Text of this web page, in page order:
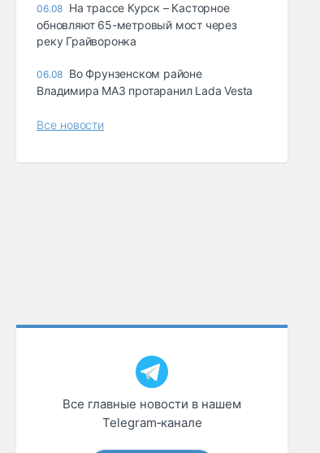
06.08 На трассе Курск – Касторное
обновляют 65-метровый мост через
реку Грайворонка
06.08 Во Фрунзенском районе
Владимира МАЗ протаранил Lada Vesta
Все новости
Все главные новости в нашем
Telegram‑канале